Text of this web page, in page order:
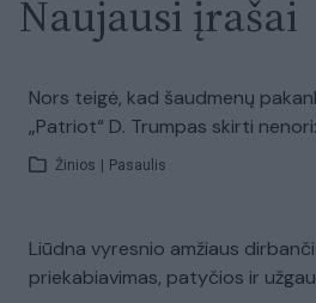
Naujausi įrašai
Nors teigė, kad šaudmenų
„Patriot“ D. Trumpas skirti
Žinios Pasaulis
Liūdna vyresnio amžiaus
priekabiavimas, patyčios ir